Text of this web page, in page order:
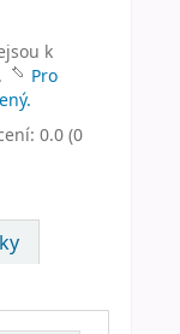
k
Pro
0.0 (0